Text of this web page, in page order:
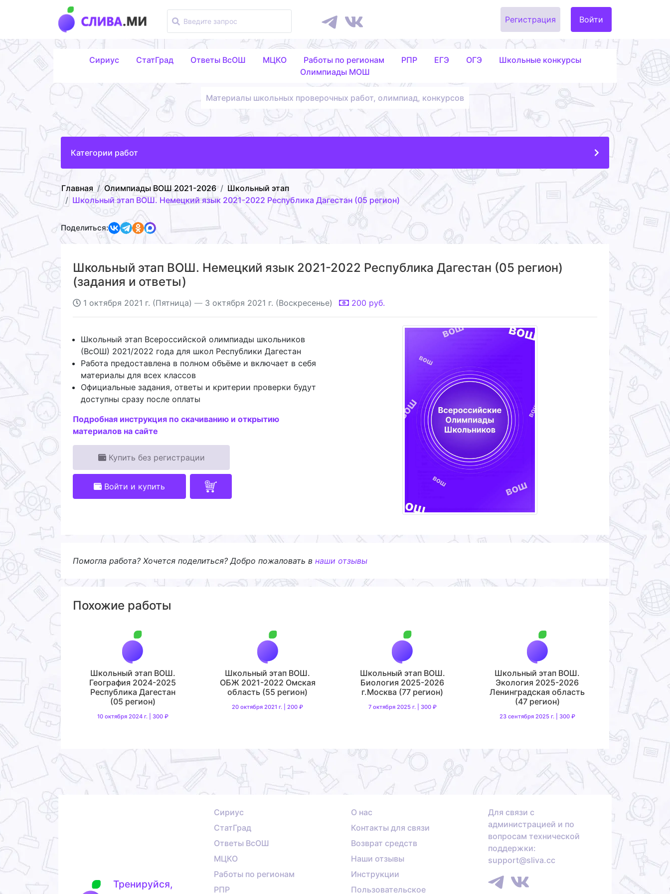
Регистрация Войти
Сириус СтатГрад Ответы ВсОШ МЦКО Работы по регионам РПР ЕГЭ ОГЭ
Школьные конкурсы
Олимпиады МОШ
Материалы школьных проверочных работ, олимпиад, конкурсов
Категории работ
Главная Олимпиады ВОШ 2021-2026
Школьный этап
Школьный этап ВОШ. Немецкий язык 2021-2022 Республика Дагестан (05 регион)
Поделиться:
Школьный этап ВОШ. Немецкий язык 2021-2022 Республика Дагестан (05 регион)
(задания и ответы)
1 октября 2021 г. (Пятница) — 3 октября 2021 г. (Воскресенье) 200 руб.
Школьный этап Всероссийской олимпиады школьников
(ВсОШ) 2021/2022 года для школ Республики Дагестан
Работа предоставлена в полном объёме и включает в себя
материалы для всех классов
Официальные задания, ответы и критерии проверки будут
доступны сразу после оплаты
Подробная инструкция по скачиванию и открытию
материалов на сайте
Купить без регистрации
Войти и купить
Помогла работа? Хочется поделиться? Добро пожаловать в наши отзывы
Похожие работы
Школьный этап ВОШ.
География 2024-2025
Республика Дагестан
(05 регион)
10 октября 2024 г. | 300 ₽
Школьный этап ВОШ.
ОБЖ 2021-2022 Омская
область (55 регион)
20 октября 2021 г. | 200 ₽
Школьный этап ВОШ.
Биология 2025-2026
г.Москва (77 регион)
7 октября 2025 г. | 300 ₽
Школьный этап ВОШ.
Экология 2025-2026
Ленинградская область
(47 регион)
23 сентября 2025 г. | 300 ₽
Тренируйся,
Сириус
СтатГрад
Ответы ВсОШ
МЦКО
Работы по регионам
РПР
О нас
Контакты для связи
Возврат средств
Наши отзывы
Инструкции
Пользовательское
Для связи с
администрацией и по
вопросам технической
поддержки:
support@sliva.cc